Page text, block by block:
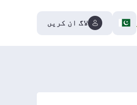
لاگ ان کریں